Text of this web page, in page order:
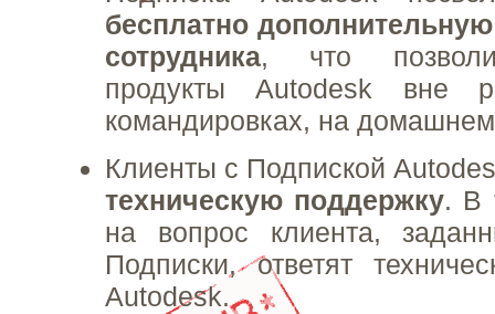
бесплатно
сотрудника, что
продукты Autodesk вне
командировках, на
Клиенты с Подпиской
техническую поддержку. В
на вопрос клиента,
Подписки, ответят
Autodesk.